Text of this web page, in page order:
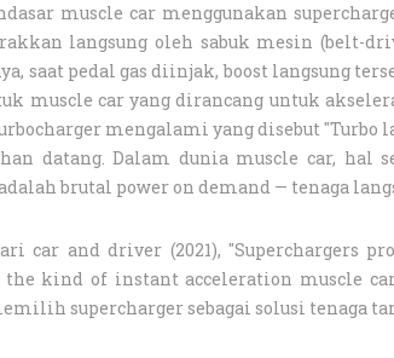
muscle car menggunakan
langsung oleh sabuk mesin (belt-
saat pedal gas diinjak, boost langsung
muscle car yang dirancang untuk
mengalami yang disebut "Turbo
datang. Dalam dunia muscle car, hal
brutal power on demand — tenaga
car and driver (2021), "Superchargers
kind of instant acceleration muscle
supercharger sebagai solusi tenaga